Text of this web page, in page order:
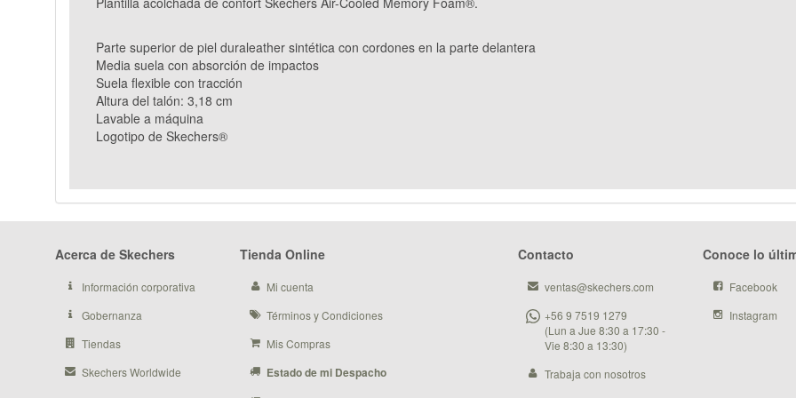
Parte superior de piel duraleather sintética con cordones en la parte delantera
Media suela con absorción de impactos
Suela flexible con tracción
Altura del talón: 3,18 cm
Lavable a máquina
Logotipo de Skechers®
Acerca de Skechers
Información corporativa
Gobernanza
Tiendas
Skechers Worldwide
Tienda Online
Mi cuenta
Términos y Condiciones
Mis Compras
Estado de mi Despacho
Contacto
ventas@skechers.com
+56 9 7519 1279
(Lun a Jue 8:30 a 17:30 -
Vie 8:30 a 13:30)
Trabaja con nosotros
Conoce lo
Facebook
Instagram